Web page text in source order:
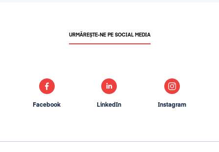
URMĂREȘTE-NE PE SOCIAL MEDIA
Facebook LinkedIn Instagram